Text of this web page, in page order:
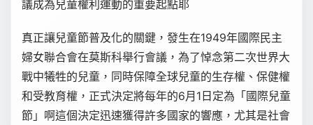
議成為兒童權利運動的重要起點耶
真正讓兒童節普及化的關鍵，發生在1949年國際民主
婦女聯合會在莫斯科舉行會議，為了悼念第二次世界大
戰中犧牲的兒童，同時保障全球兒童的生存權、保健權
和受教育權，正式決定將每年的6月1日定為「國際兒童
節」啊這個決定迅速獲得許多國家的響應，尤其是社會